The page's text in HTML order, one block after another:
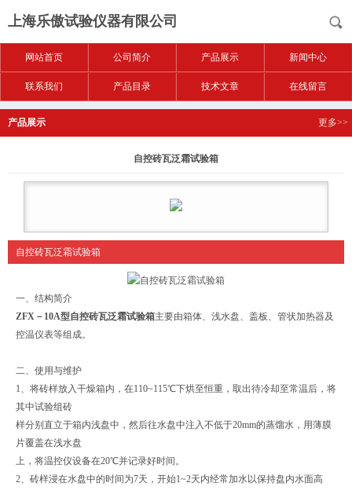
上海乐傲试验仪器有限公司
网站首页 公司简介 产品展示 新闻中心
联系我们 产品目录 技术文章 在线留言
产品展示 更多>>
自控砖瓦泛霜试验箱
自控砖瓦泛霜试验箱
一、结构简介
ZFX－10A型自控砖瓦泛霜试验箱主要由箱体、浅水盘、盖板、管状加热器及
控温仪表等组成。
二、使用与维护
1、将砖样放入干燥箱内，在110~115℃下烘至恒重，取出待冷却至常温后，将
其中试验组砖
样分别直立于箱内浅盘中，然后往水盘中注入不低于20mm的蒸馏水，用薄膜
片覆盖在浅水盘
上，将温控仪设备在20℃并记录好时间。
2、砖样浸在水盘中的时间为7天，开始1~2天内经常加水以保持盘内水面高